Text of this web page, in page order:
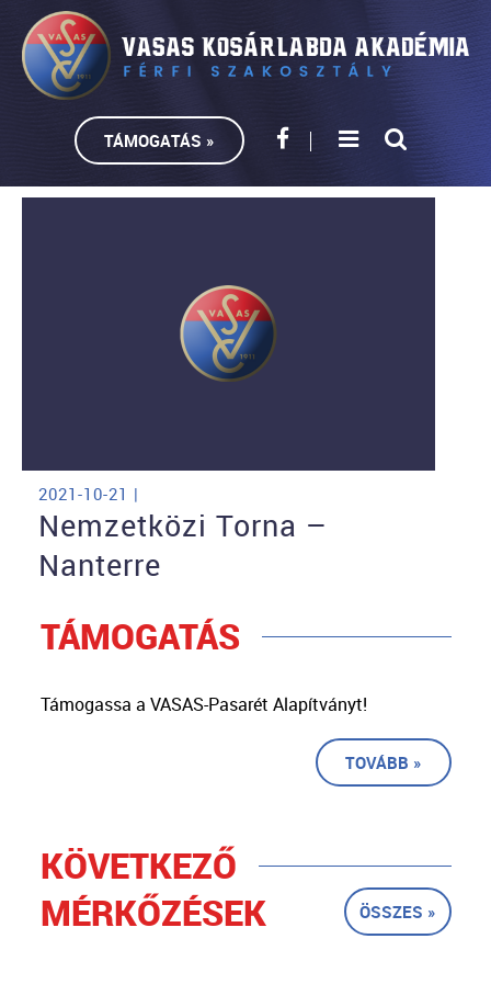
TÁMOGATÁS »
2021-10-21 |
Nemzetközi Torna –
Nanterre
TÁMOGATÁS
Támogassa a VASAS-Pasarét Alapítványt!
TOVÁBB »
KÖVETKEZŐ
MÉRKŐZÉSEK
ÖSSZES »